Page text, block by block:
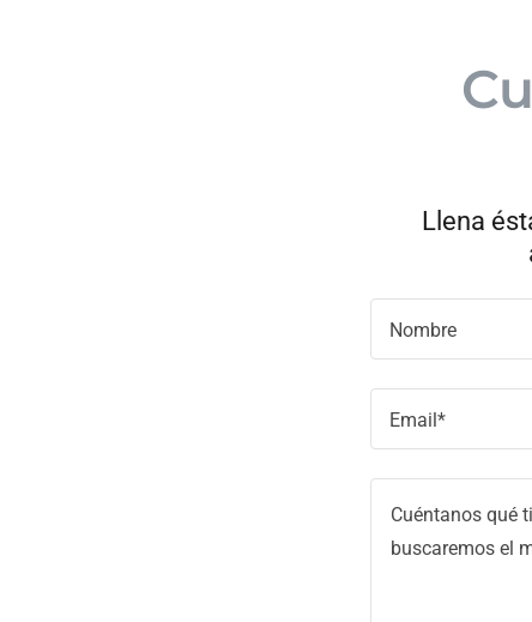
Llena
Nombre
Email*